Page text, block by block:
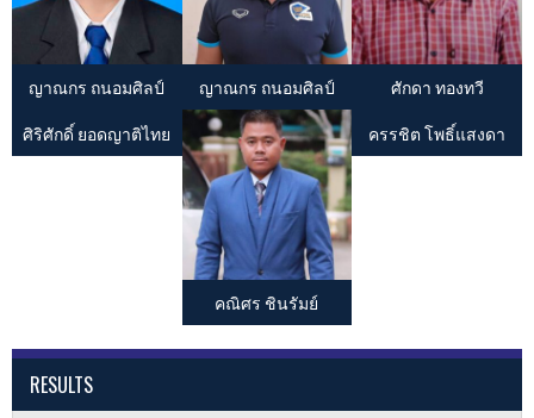
ญาณกร ถนอมศิลป์ ญาณกร ถนอมศิลป์
ศักดา ทองทวี
ศิริศักดิ์ ยอดญาติไทย
คณิศร ชินรัมย์
ครรชิต โพธิ์แสงดา
RESULTS